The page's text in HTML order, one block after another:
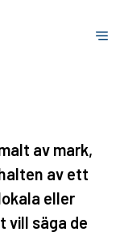
av mark,
av ett
eller
vill säga de